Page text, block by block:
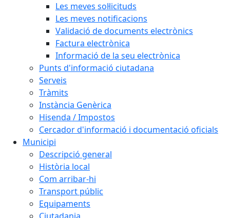
Les meves sol·licituds
Les meves notificacions
Validació de documents electrònics
Factura electrònica
Informació de la seu electrònica
Punts d'informació ciutadana
Serveis
Tràmits
Instància Genèrica
Hisenda / Impostos
Cercador d'informació i documentació oficials
Municipi
Descripció general
Història local
Com arribar-hi
Transport públic
Equipaments